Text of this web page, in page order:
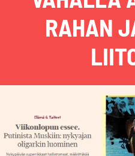
RAHAN